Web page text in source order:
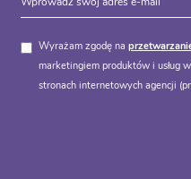
Wyrażam zgodę na
marketingiem produktów i usług
stronach internetowych agencji